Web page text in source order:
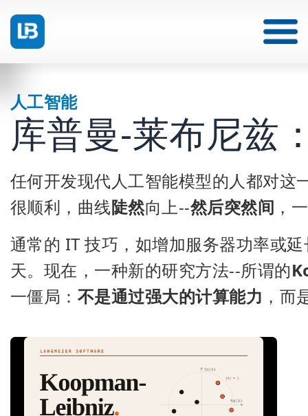
人工智能
库普曼-莱布尼兹
任何开发现代人工智能模型的人都对这
很顺利，曲线陡然向上--然后突然间 ，
通常的 IT 技巧，如增加服务器功率或
天。现在，一种新的研究方法--所谓的
一僵局： 不是通过强大的计算能力 ，而